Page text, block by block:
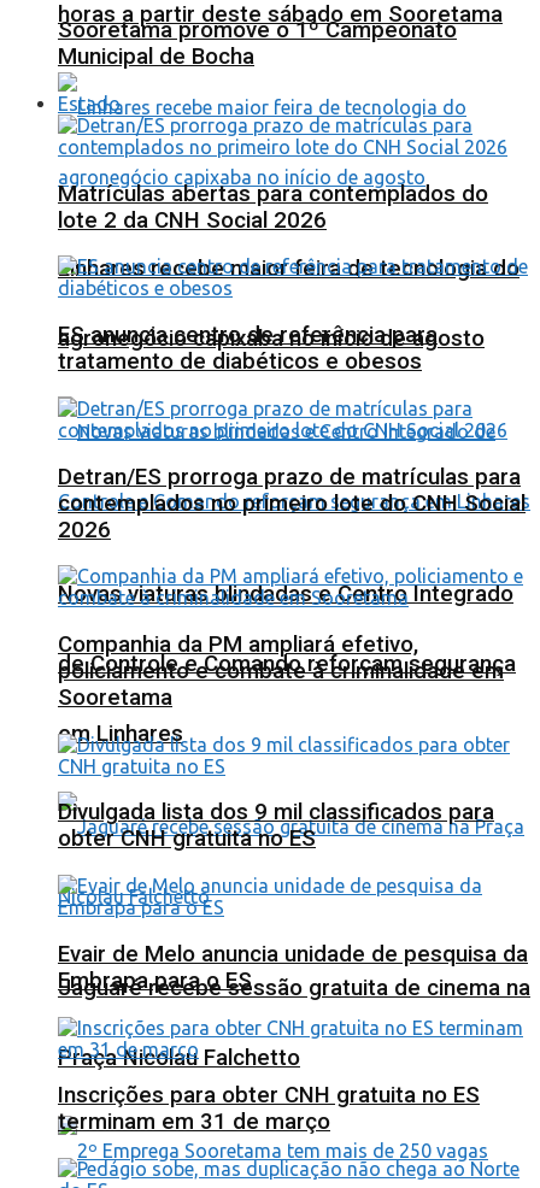
horas a partir deste sábado em Sooretama
Linhares recebe maior feira de tecnologia do
agronegócio capixaba no início de agosto
Novas viaturas blindadas e Centro Integrado
de Controle e Comando reforçam segurança
em Linhares
Jaguaré recebe sessão gratuita de cinema na
Praça Nicolau Falchetto
Sooretama promove o 1º Campeonato
Municipal de Bocha
Estado
Matrículas abertas para contemplados do
lote 2 da CNH Social 2026
ES anuncia centro de referência para
tratamento de diabéticos e obesos
Detran/ES prorroga prazo de matrículas para
contemplados no primeiro lote do CNH Social
2026
Companhia da PM ampliará efetivo,
policiamento e combate à criminalidade em
Sooretama
Divulgada lista dos 9 mil classificados para
obter CNH gratuita no ES
Evair de Melo anuncia unidade de pesquisa da
Embrapa para o ES
Inscrições para obter CNH gratuita no ES
terminam em 31 de março